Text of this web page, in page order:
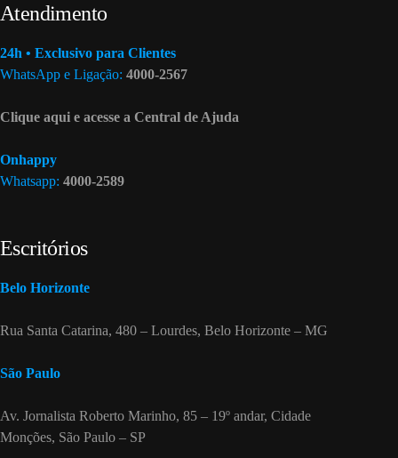
Atendimento
24h • Exclusivo para Clientes
WhatsApp e Ligação: 4000-2567
Clique aqui e acesse a Central de Ajuda
Onhappy
Whatsapp: 4000-2589
Escritórios
Belo Horizonte
Rua Santa Catarina, 480 – Lourdes, Belo Horizonte – MG
São Paulo
Av. Jornalista Roberto Marinho, 85 – 19º andar, Cidade
Monções, São Paulo – SP